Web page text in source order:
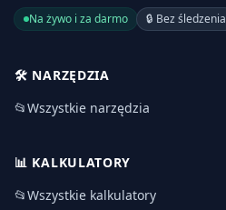
Na żywo i za darmo 🔒 Bez śledzenia
🛠️ NARZĘDZIA
📂Wszystkie narzędzia
📊 KALKULATORY
📂Wszystkie kalkulatory